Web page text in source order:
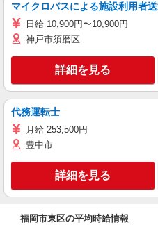
マイクロバスによる施設利用者
日給 10,900円〜10,900円
神戸市須磨区
詳細を見る
代務運転士
月給 253,500円
豊中市
詳細を見る
福岡市東区の平均時給情報